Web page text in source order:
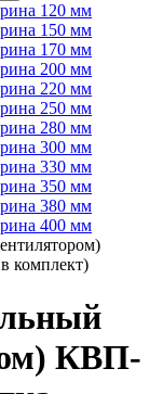
120 мм
150 мм
170 мм
200 мм
220 мм
250 мм
280 мм
300 мм
330 мм
350 мм
380 мм
400 мм
комплект)
КВП-